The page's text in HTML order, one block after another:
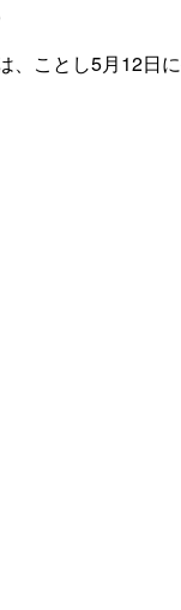
、ことし5月12日